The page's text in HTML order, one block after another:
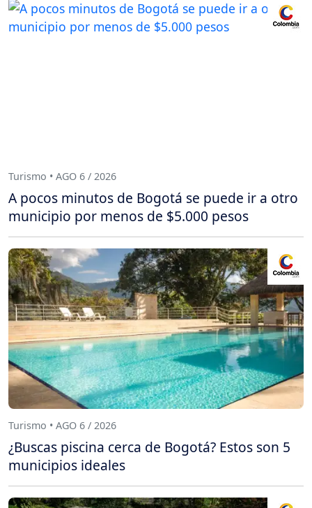
Turismo • AGO 6 / 2026
A pocos minutos de Bogotá se puede ir a otro
municipio por menos de $5.000 pesos
Turismo • AGO 6 / 2026
¿Buscas piscina cerca de Bogotá? Estos son 5
municipios ideales